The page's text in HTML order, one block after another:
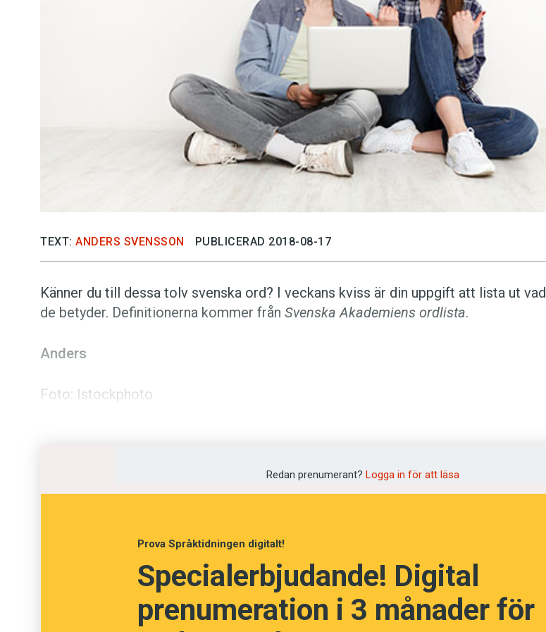
Kviss
Podden
Anmäl till språkpolisen
Föreslå nyord
Läs Språktidningen digitalt
Press
TEXT: ANDERS SVENSSON PUBLICERAD 2018-08-17
Känner du till dessa tolv svenska ord? I veckans kviss är din uppgift att lista ut vad
de betyder. Definitionerna kommer från Svenska Akademiens ordlista.
Anders
Foto: Istockphoto
Framhäva
Tjuvstarta
Understryka
Redan prenumerant? Logga in för att läsa
Prova Språktidningen digitalt!
Specialerbjudande! Digital
prenumeration i 3 månader för